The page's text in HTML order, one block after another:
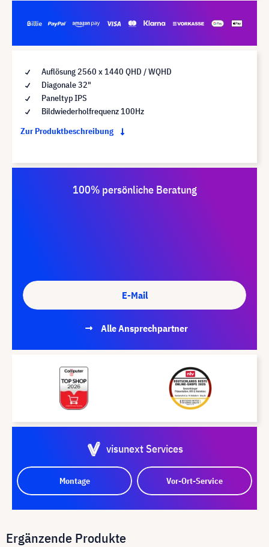
Auflösung 2560 x 1440 QHD / WQHD
Diagonale 32"
Paneltyp IPS
Bildwiederholfrequenz 100Hz
Zur Produktbeschreibung
100% persönliche Beratung
E-Mail
Alle Ansprechpartner
visunext Services
Montage Vor-Ort-Service
Ergänzende Produkte